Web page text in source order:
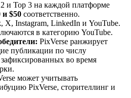
и Top 3 на каждой платформе
и $50 соответственно.
X, Instagram, LinkedIn и YouTube.
в категорию YouTube.
PixVerse ранжирует
публикации по числу
во время
может учитывать
PixVerse, сторителлинг и